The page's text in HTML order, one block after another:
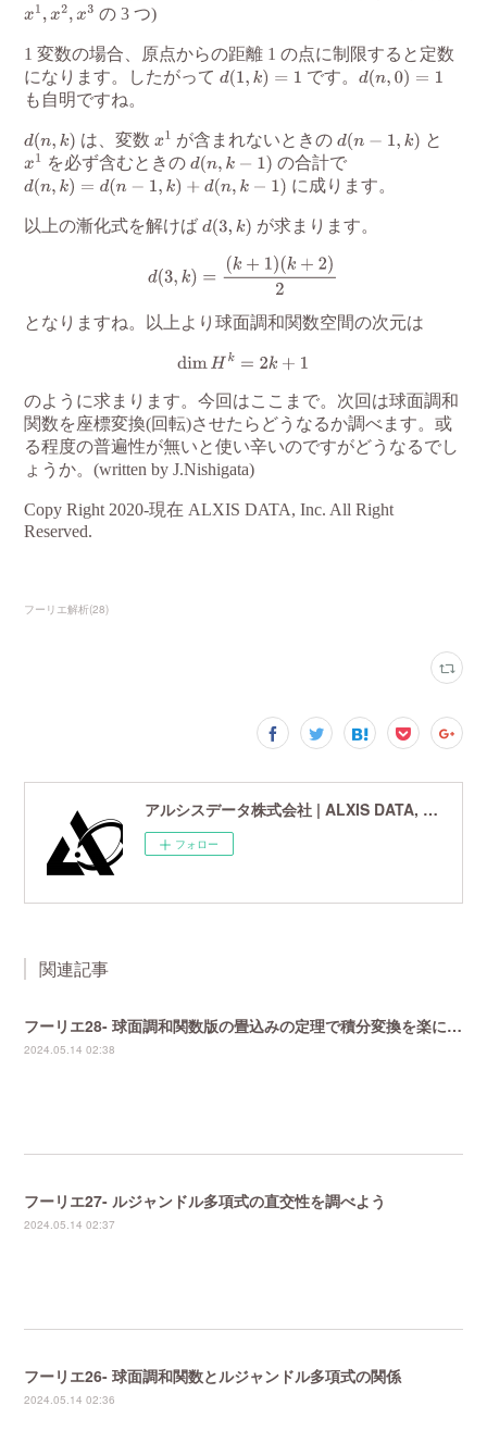
フーリエ解析(28)
アルシスデータ株式会社 | ALXIS DATA, Inc. | 世界最先端の画像鮮鋭化技術研究開発企業
フォロー
関連記事
フーリエ28- 球面調和関数版の畳込みの定理で積分変換を楽にする
2024.05.14 02:38
フーリエ27- ルジャンドル多項式の直交性を調べよう
2024.05.14 02:37
フーリエ26- 球面調和関数とルジャンドル多項式の関係
2024.05.14 02:36